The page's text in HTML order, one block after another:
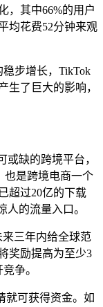
，其中66%的用户
均花费52分钟来观
稳步增长，TikTok
生了巨大的影响，
或缺的跨境平台，
也是跨境电商一个
超过20亿的下载
人的流量入口。
来三年内给全球范
奖励提高为至少3
争。
就可获得资金。如